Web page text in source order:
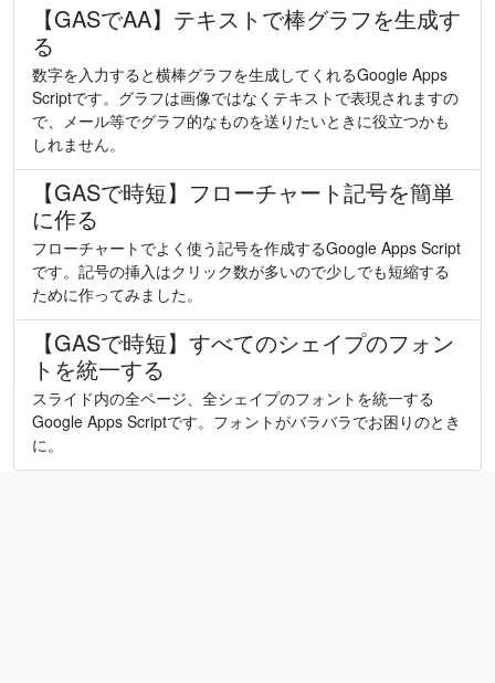
【GASでAA】テキストで棒グラフを生成す
る
数字を入力すると横棒グラフを生成してくれるGoogle Apps
Scriptです。グラフは画像ではなくテキストで表現されますの
で、メール等でグラフ的なものを送りたいときに役立つかも
しれません。
【GASで時短】フローチャート記号を簡単
に作る
フローチャートでよく使う記号を作成するGoogle Apps Script
です。記号の挿入はクリック数が多いので少しでも短縮する
ために作ってみました。
【GASで時短】すべてのシェイプのフォン
トを統一する
スライド内の全ページ、全シェイプのフォントを統一する
Google Apps Scriptです。フォントがバラバラでお困りのとき
に。